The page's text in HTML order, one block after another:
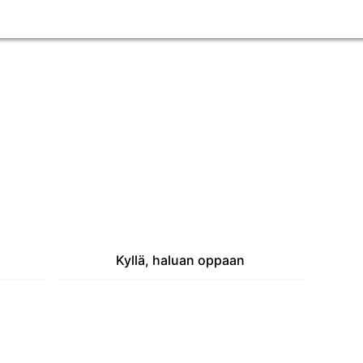
Kyllä, haluan oppaan